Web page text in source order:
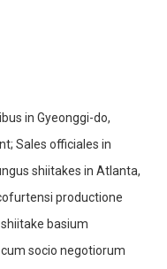
in Gyeonggi-do,
Sales officiales in
shiitakes in Atlanta,
productione
basium
socio negotiorum